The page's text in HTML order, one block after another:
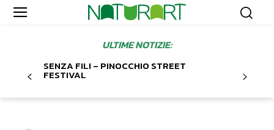
ULTIME NOTIZIE:
SENZA FILI – PINOCCHIO STREET
FESTIVAL